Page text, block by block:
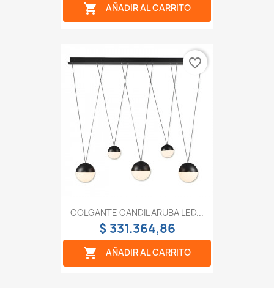
 AÑADIR AL CARRITO
COLGANTE CANDIL ARUBA LED...
$ 331.364,86
 AÑADIR AL CARRITO
favorite_border